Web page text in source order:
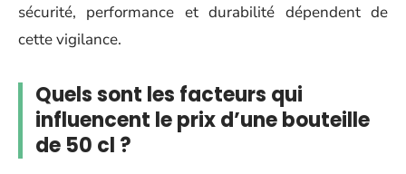
sécurité, performance et durabilité dépendent de
cette vigilance.
Quels sont les facteurs qui
influencent le prix d’une bouteille
de 50 cl ?